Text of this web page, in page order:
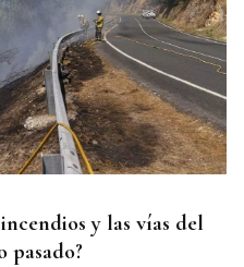
y las vías del
pasado?